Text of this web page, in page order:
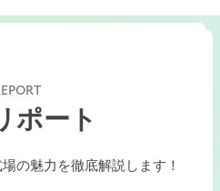
ポート
の魅力を徹底解説します！